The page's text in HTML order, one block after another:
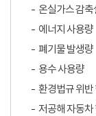
온실가스 감축
에너지 사용량
폐기물 발생량
용수 사용량
환경법규 위반
저공해 자동차